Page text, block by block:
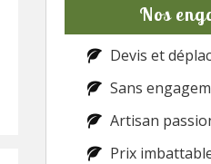
Nos
Devis et
Sans
Artisan
Prix